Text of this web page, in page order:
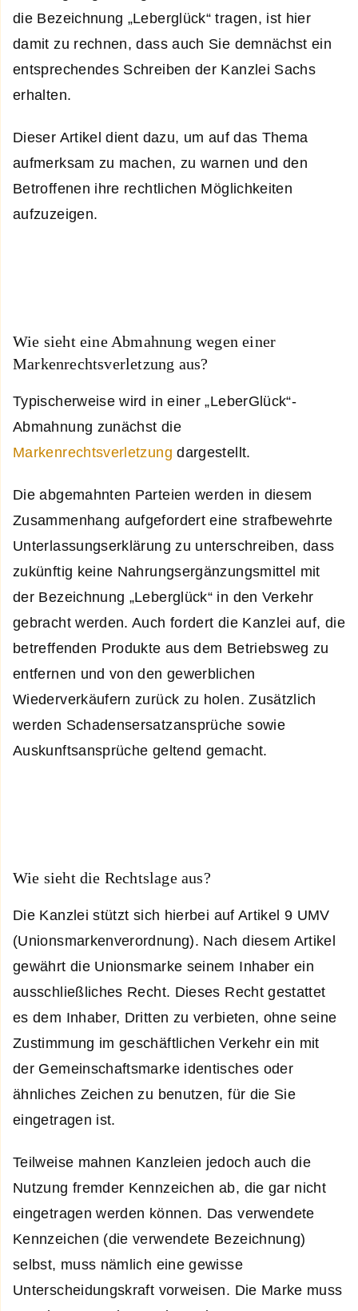
die Bezeichnung „Leberglück“ tragen, ist hier
damit zu rechnen, dass auch Sie demnächst ein
entsprechendes Schreiben der Kanzlei Sachs
erhalten.
Dieser Artikel dient dazu, um auf das Thema
aufmerksam zu machen, zu warnen und den
Betroffenen ihre rechtlichen Möglichkeiten
aufzuzeigen.
Wie sieht eine Abmahnung wegen einer
Markenrechtsverletzung aus?
Typischerweise wird in einer „LeberGlück“-
Abmahnung zunächst die
Markenrechtsverletzungdargestellt.
Die abgemahnten Parteien werden in diesem
Zusammenhang aufgefordert eine strafbewehrte
Unterlassungserklärung zu unterschreiben, dass
zukünftig keine Nahrungsergänzungsmittel mit
der Bezeichnung „Leberglück“ in den Verkehr
gebracht werden. Auch fordert die Kanzlei auf, die
betreffenden Produkte aus dem Betriebsweg zu
entfernen und von den gewerblichen
Wiederverkäufern zurück zu holen. Zusätzlich
werden Schadensersatzansprüche sowie
Auskunftsansprüche geltend gemacht.
Wie sieht die Rechtslage aus?
Die Kanzlei stützt sich hierbei auf Artikel 9 UMV
(Unionsmarkenverordnung). Nach diesem Artikel
gewährt die Unionsmarke seinem Inhaber ein
ausschließliches Recht. Dieses Recht gestattet
es dem Inhaber, Dritten zu verbieten, ohne seine
Zustimmung im geschäftlichen Verkehr ein mit
der Gemeinschaftsmarke identisches oder
ähnliches Zeichen zu benutzen, für die Sie
eingetragen ist.
Teilweise mahnen Kanzleien jedoch auch die
Nutzung fremder Kennzeichen ab, die gar nicht
eingetragen werden können. Das verwendete
Kennzeichen (die verwendete Bezeichnung)
selbst, muss nämlich eine gewisse
Unterscheidungskraft vorweisen. Die Marke muss